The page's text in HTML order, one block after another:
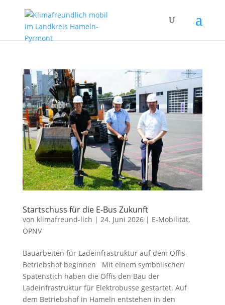
Startschuss für die E-Bus Zukunft
von klimafreund-lich | 24. Juni 2026| E-Mobilität,
ÖPNV
Bauarbeiten für Ladeinfrastruktur auf dem Öffis-
Betriebshof beginnen Mit einem symbolischen
Spatenstich haben die Öffis den Bau der
Ladeinfrastruktur für Elektrobusse gestartet. Auf
dem Betriebshof in Hameln entstehen in den